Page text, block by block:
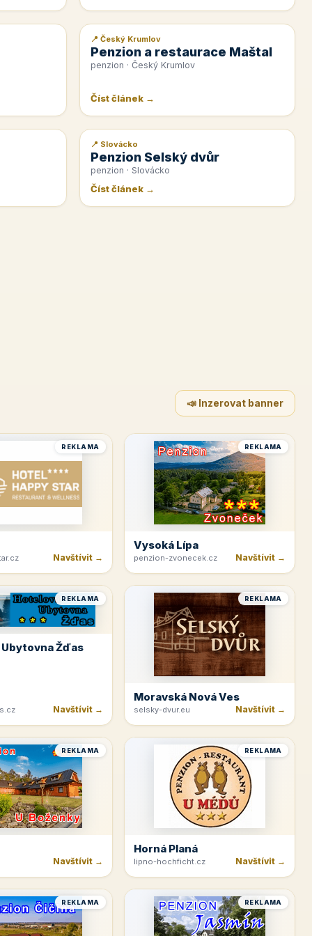
📰 PR článek
📍 Český Krumlov
Penzion a restaurace Maštal
penzion · Český Krumlov
Číst článek →
📰 PR článek
📍 Slovácko
Penzion Selský dvůr
penzion · Slovácko
Číst článek →
📣 Inzerovat banner
REKLAMA
Navštívit →
REKLAMA
Vysoká Lípa
penzion-zvonecek.cz Navštívit →
REKLAMA
Žďas
Navštívit →
REKLAMA
Moravská Nová Ves
selsky-dvur.eu Navštívit →
REKLAMA
Navštívit →
REKLAMA
Horná Planá
lipno-hochficht.cz Navštívit →
REKLAMA REKLAMA